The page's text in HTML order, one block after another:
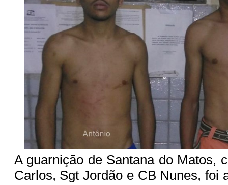
A guarnição de Santana do Matos,
Carlos, Sgt Jordão e CB Nunes, foi